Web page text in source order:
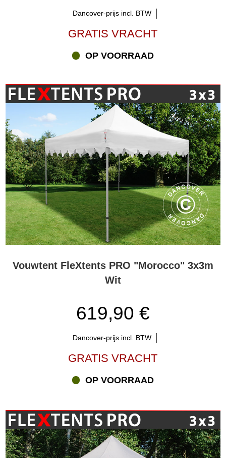
Dancover-prijs incl. BTW
GRATIS VRACHT
OP VOORRAAD
Vouwtent FleXtents PRO "Morocco" 3x3m
Wit
619,90 €
Dancover-prijs incl. BTW
GRATIS VRACHT
OP VOORRAAD